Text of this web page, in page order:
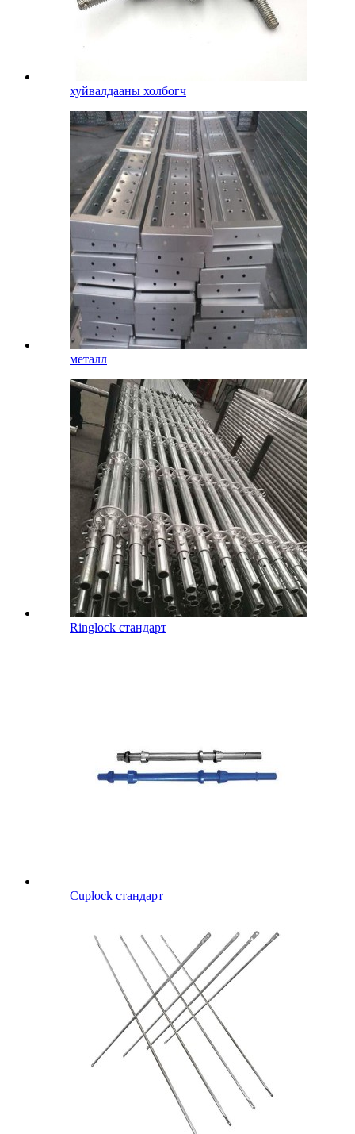
хуйвалдааны холбогч
металл
Ringlock стандарт
Cuplock стандарт